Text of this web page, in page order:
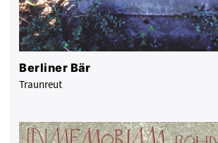
Berliner Bär
Traunreut